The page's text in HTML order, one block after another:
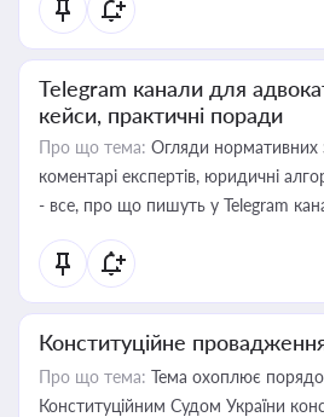
Telegram канали для
кейси, практичні поради
Про що тема: Огляди нормативних
коментарі експертів, юридичні
- все, про що пишуть у Telegram
Конституційне
Про що тема: Тема охоплює
Конституційним Судом України